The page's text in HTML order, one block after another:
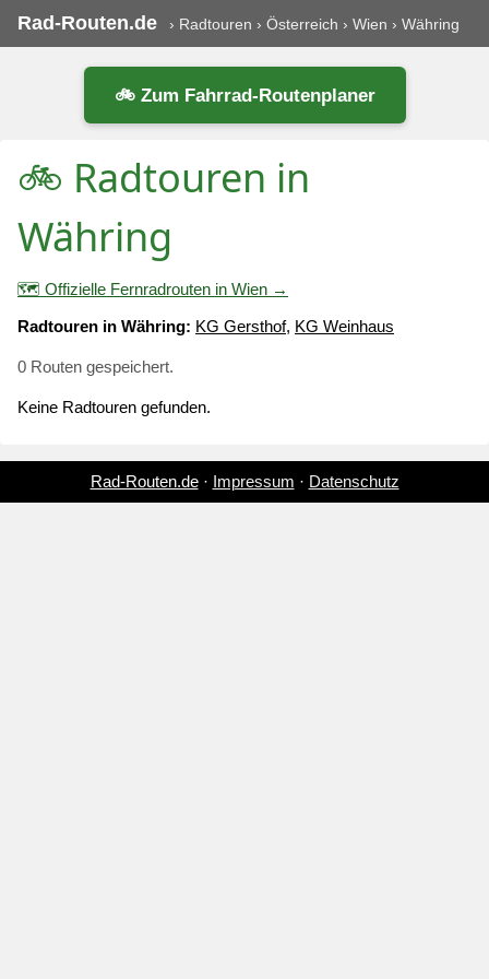
Rad-Routen.de › Radtouren › Österreich › Wien › Währing
🚲 Zum Fahrrad-Routenplaner
🚲 Radtouren in
Währing
🗺️ Offizielle Fernradrouten in Wien →
Radtouren in Währing: KG Gersthof, KG Weinhaus
0 Routen gespeichert.
Keine Radtouren gefunden.
Rad-Routen.de· Impressum · Datenschutz